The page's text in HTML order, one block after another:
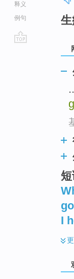
释义
例句
生
I